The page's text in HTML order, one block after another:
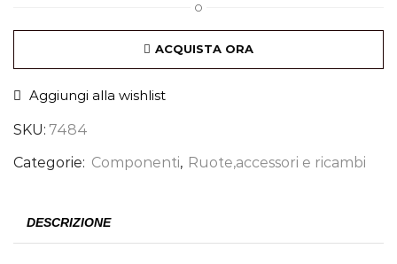
O
ACQUISTA ORA
Aggiungi alla wishlist
SKU: 7484
Categorie: Componenti, Ruote,accessori e ricambi
DESCRIZIONE